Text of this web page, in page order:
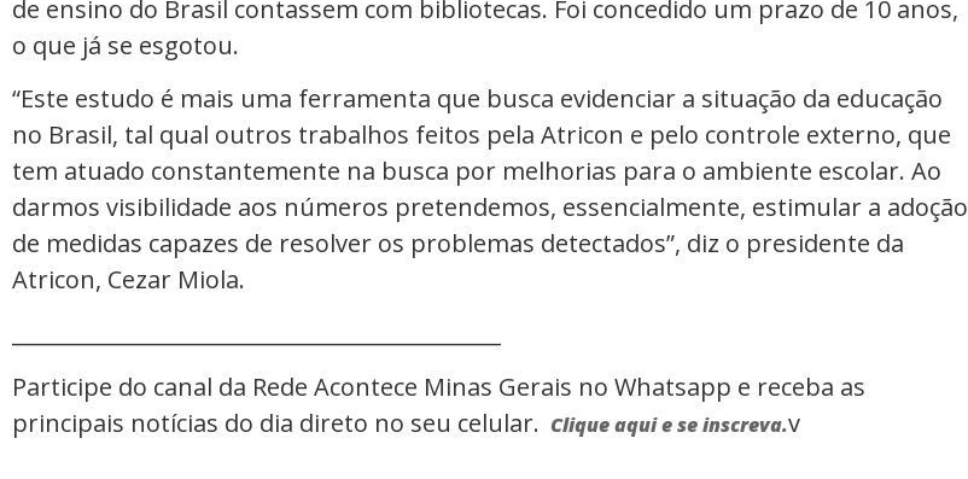
de ensino do Brasil contassem com bibliotecas. Foi concedido um prazo de 10 anos,
o que já se esgotou.
“Este estudo é mais uma ferramenta que busca evidenciar a situação da educação
no Brasil, tal qual outros trabalhos feitos pela Atricon e pelo controle externo, que
tem atuado constantemente na busca por melhorias para o ambiente escolar. Ao
darmos visibilidade aos números pretendemos, essencialmente, estimular a adoção
de medidas capazes de resolver os problemas detectados”, diz o presidente da
Atricon, Cezar Miola.
Participe do canal da Rede Acontece Minas Gerais no Whatsapp e receba as
principais notícias do dia direto no seu celular. Clique aqui e se inscreva.v